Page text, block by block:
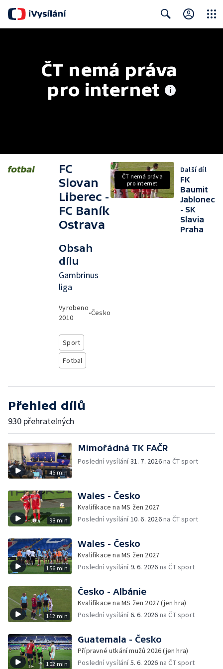
ČT nemá práva
pro internet
FC
Slovan
Liberec -
FC Baník
Ostrava
Obsah
dílu
Gambrinus
liga
Vyrobeno
2010
•Česko
Sport
Fotbal
ČT nemá práva
pro internet
Další díl
FK
Baumit
Jablonec
- SK
Slavia
Praha
Přehled dílů
930 přehratelných
46 min
Mimořádná TK FAČR
Poslední vysílání31. 7. 2026na ČT sport
98 min
Wales - Česko
Kvalifikace na MS žen 2027
Poslední vysílání10. 6. 2026na ČT sport
156 min
Wales - Česko
Kvalifikace na MS žen 2027
Poslední vysílání9. 6. 2026 na ČT sport
112 min
Česko - Albánie
Kvalifikace na MS žen 2027 (jen hra)
Poslední vysílání6. 6. 2026 na ČT sport
102 min
Guatemala - Česko
Přípravné utkání mužů 2026 (jen hra)
Poslední vysílání5. 6. 2026 na ČT sport